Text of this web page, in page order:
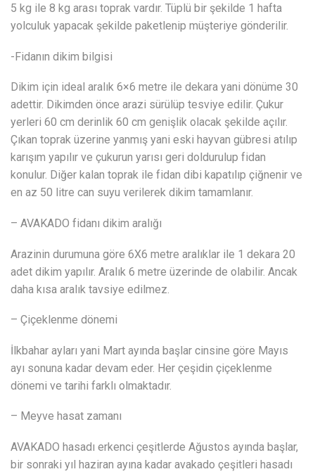
5 kg ile 8 kg arası toprak vardır. Tüplü bir şekilde 1 hafta
yolculuk yapacak şekilde paketlenip müşteriye gönderilir.
-Fidanın dikim bilgisi
Dikim için ideal aralık 6×6 metre ile dekara yani dönüme 30
adettir. Dikimden önce arazi sürülüp tesviye edilir. Çukur
yerleri 60 cm derinlik 60 cm genişlik olacak şekilde açılır.
Çıkan toprak üzerine yanmış yani eski hayvan gübresi atılıp
karışım yapılır ve çukurun yarısı geri doldurulup fidan
konulur. Diğer kalan toprak ile fidan dibi kapatılıp çiğnenir ve
en az 50 litre can suyu verilerek dikim tamamlanır.
– AVAKADO fidanı dikim aralığı
Arazinin durumuna göre 6X6 metre aralıklar ile 1 dekara 20
adet dikim yapılır. Aralık 6 metre üzerinde de olabilir. Ancak
daha kısa aralık tavsiye edilmez.
– Çiçeklenme dönemi
İlkbahar ayları yani Mart ayında başlar cinsine göre Mayıs
ayı sonuna kadar devam eder. Her çeşidin çiçeklenme
dönemi ve tarihi farklı olmaktadır.
– Meyve hasat zamanı
AVAKADO hasadı erkenci çeşitlerde Ağustos ayında başlar,
bir sonraki yıl haziran ayına kadar avakado çeşitleri hasadı